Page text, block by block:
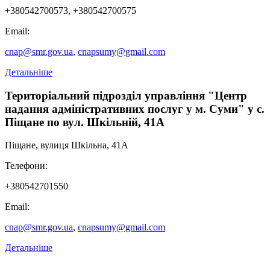
Оформлення і видача паспорта громадянина України з
викраденням паспорта громадянина України зразка 1994 року
(у формі книжечки)
Видача витягу з Державного реєстру актів цивільного стану
житловому приміщенні/будинку осіб
+380542700573, +380542700575
Email:
cnap@smr.gov.ua, cnapsumy@gmail.com
Детальніше
Територіальний підрозділ управління "Центр
надання адміністративних послуг у м. Суми" у с.
Піщане по вул. Шкільній, 41А
Піщане, вулиця Шкільна, 41А
Телефони:
+380542701550
Email:
cnap@smr.gov.ua, cnapsumy@gmail.com
Детальніше